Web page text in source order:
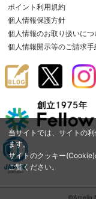
当サイトでは、サイトの
ます。
サイトのクッキー
ご覧ください。
ポイント利用規約
個人情報保護方針
個人情報のお取り扱いにつ
個人情報開示等のご請求
©Amelia